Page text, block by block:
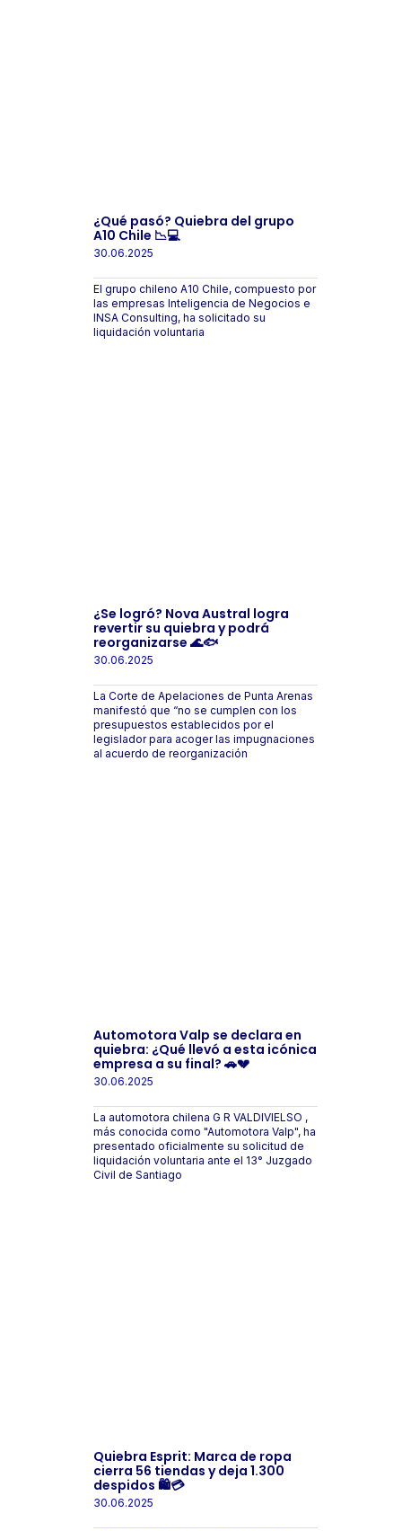
¿Qué pasó? Quiebra del grupo
A10 Chile 📉💻
30.06.2025
El grupo chileno A10 Chile, compuesto por
las empresas Inteligencia de Negocios e
INSA Consulting, ha solicitado su
liquidación voluntaria
¿Se logró? Nova Austral logra
revertir su quiebra y podrá
reorganizarse 🌊🐟
30.06.2025
La Corte de Apelaciones de Punta Arenas
manifestó que “no se cumplen con los
presupuestos establecidos por el
legislador para acoger las impugnaciones
al acuerdo de reorganización
Automotora Valp se declara en
quiebra: ¿Qué llevó a esta icónica
empresa a su final? 🚗💔
30.06.2025
La automotora chilena G R VALDIVIELSO ,
más conocida como "Automotora Valp", ha
presentado oficialmente su solicitud de
liquidación voluntaria ante el 13° Juzgado
Civil de Santiago
Quiebra Esprit: Marca de ropa
cierra 56 tiendas y deja 1.300
despidos 🛍️💳
30.06.2025